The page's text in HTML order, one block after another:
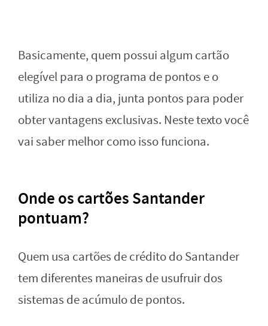
Basicamente, quem possui algum cartão
elegível para o programa de pontos e o
utiliza no dia a dia, junta pontos para poder
obter vantagens exclusivas. Neste texto você
vai saber melhor como isso funciona.
Onde os cartões Santander
pontuam?
Quem usa cartões de crédito do Santander
tem diferentes maneiras de usufruir dos
sistemas de acúmulo de pontos.